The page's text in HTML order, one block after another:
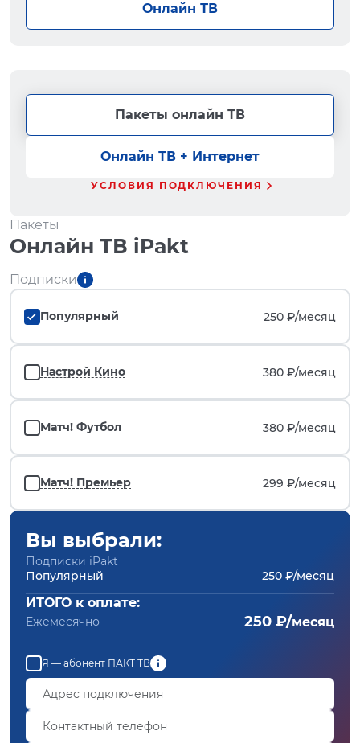
Онлайн ТВ
Пакеты онлайн ТВ
Онлайн ТВ + Интернет
УСЛОВИЯ ПОДКЛЮЧЕНИЯ
Пакеты
Онлайн ТВ iPakt
Подписки
Популярный 250 ₽/месяц
Настрой Кино 380 ₽/месяц
Матч! Футбол 380 ₽/месяц
Матч! Премьер 299 ₽/месяц
Вы выбрали:
Подписки iPakt
Популярный
250 ₽/месяц
ИТОГО к оплате:
Ежемесячно 250 ₽/месяц
Я — абонент ПАКТ ТВ